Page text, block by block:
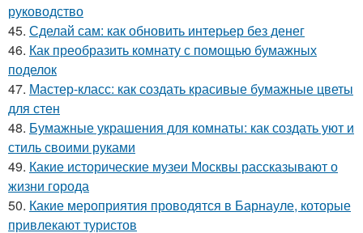
руководство
45. Сделай сам: как обновить интерьер без денег
46. Как преобразить комнату с помощью бумажных
поделок
47. Мастер-класс: как создать красивые бумажные цветы
для стен
48. Бумажные украшения для комнаты: как создать уют и
стиль своими руками
49. Какие исторические музеи Москвы рассказывают о
жизни города
50. Какие мероприятия проводятся в Барнауле, которые
привлекают туристов